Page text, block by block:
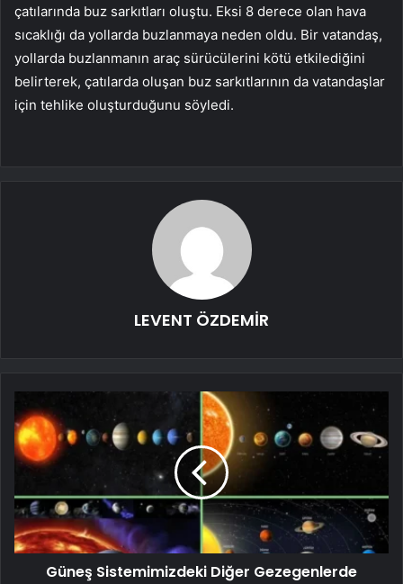
çatılarında buz sarkıtları oluştu. Eksi 8 derece olan hava
sıcaklığı da yollarda buzlanmaya neden oldu. Bir vatandaş,
yollarda buzlanmanın araç sürücülerini kötü etkilediğini
belirterek, çatılarda oluşan buz sarkıtlarının da vatandaşlar
için tehlike oluşturduğunu söyledi.
LEVENT ÖZDEMİR
Güneş Sistemimizdeki Diğer Gezegenlerde